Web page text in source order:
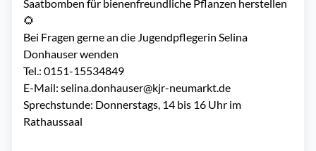
Saatbomben für bienenfreundliche Pflanzen herstellen
🌻
Bei Fragen gerne an die Jugendpflegerin Selina
Donhauser wenden
Tel.: 0151-15534849
E-Mail: selina.donhauser@kjr-neumarkt.de
Sprechstunde: Donnerstags, 14 bis 16 Uhr im
Rathaussaal